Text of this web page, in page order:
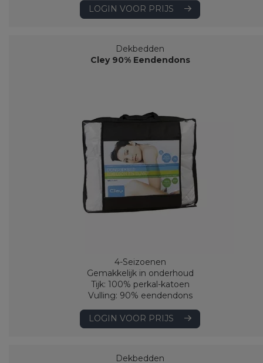
LOGIN VOOR PRIJS
Dekbedden
Cley 90% Eendendons
4-Seizoenen
Gemakkelijk in onderhoud
Tijk: 100% perkal-katoen
Vulling: 90% eendendons
LOGIN VOOR PRIJS
Dekbedden